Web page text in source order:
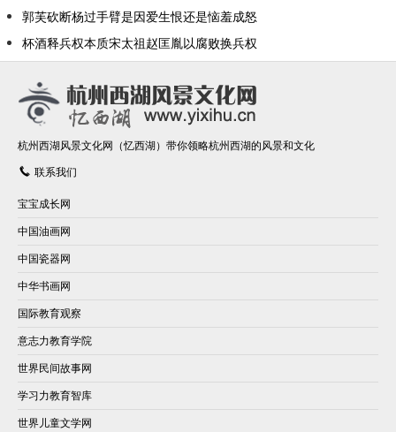
郭芙砍断杨过手臂是因爱生恨还是恼羞成怒
杯酒释兵权本质宋太祖赵匡胤以腐败换兵权
杭州西湖风景文化网（忆西湖）带你领略杭州西湖的风景和文化
联系我们
宝宝成长网
中国油画网
中国瓷器网
中华书画网
国际教育观察
意志力教育学院
世界民间故事网
学习力教育智库
世界儿童文学网